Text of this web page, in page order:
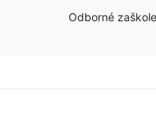
Odborné